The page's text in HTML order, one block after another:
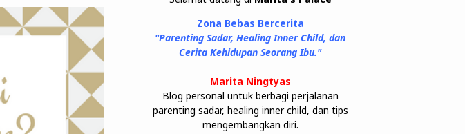
Zona Bebas Bercerita
"Parenting Sadar, Healing Inner Child, dan
Cerita Kehidupan Seorang Ibu."
Marita Ningtyas
Blog personal untuk berbagi perjalanan
parenting sadar, healing inner child, dan tips
mengembangkan diri.